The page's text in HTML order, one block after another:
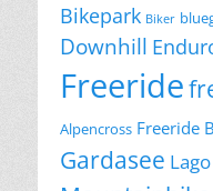
Bikepark Biker
Downhill
Freeride
Alpencross Freeride
Gardasee